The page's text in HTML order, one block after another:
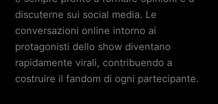
discuterne sui social media. Le
conversazioni online intorno ai
protagonisti dello show diventano
rapidamente virali, contribuendo a
costruire il fandom di ogni partecipante.